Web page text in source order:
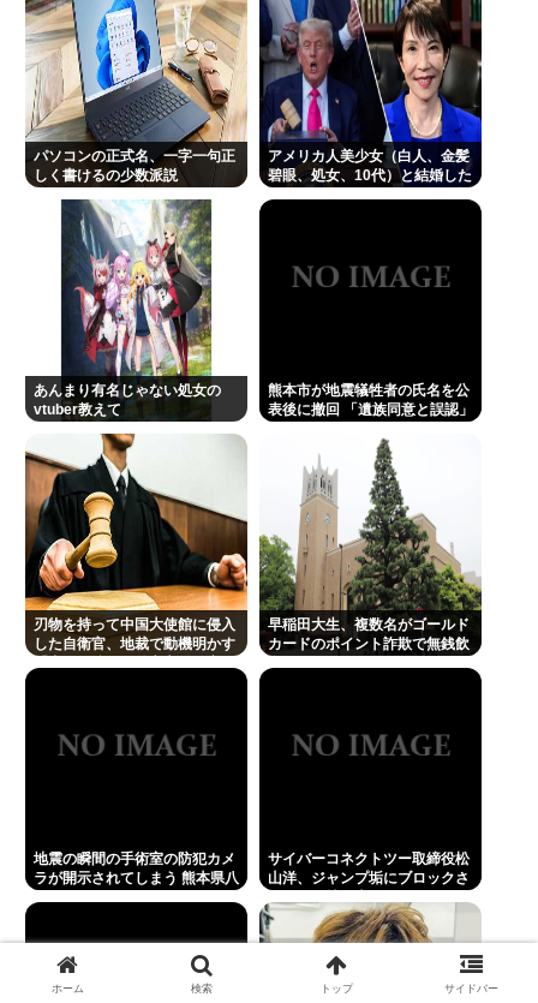
ブロックされてお気持ち表明。何かあったらまず晒
す！これが令和のレスバや！
元TBS山本里菜アナ、離婚を報告 4年間の結婚生活は
「宝物」…「話し合いを重ねた結果」決断
日本の芸能人、続々と日本脱出
【ネットの正義】NHK性加害の出演者は「今も普通
の顔して芸能活動してる」ネットの”5年前の犯人特
定”が生む二次被害
Powered by livedoor 相互RSS
パソコンの正式名、一字一句正
しく書けるの少数派説
アメリカ人美少女（白人、金髪
碧眼、処女、10代）と結婚した
あんまり有名じゃない処女の
vtuber教えて
熊本市が地震犠牲者の氏名を公
表後に撤回 「遺族同意と誤認」
刃物を持って中国大使館に侵入
した自衛官、地裁で動機明かす
早稲田大生、複数名がゴールド
カードのポイント詐欺で無銭飲
地震の瞬間の手術室の防犯カメ
ラが開示されてしまう 熊本県八
サイバーコネクトツー取締役松
山洋、ジャンプ垢にブロックさ
らまず晒す！これが令和のレス
バや！
ホーム 検索 トップ サイドバー